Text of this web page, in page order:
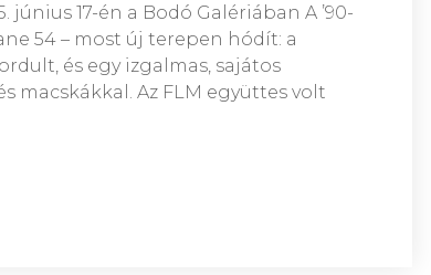
17-én a Bodó Galériában A ’90-
54 – most új terepen hódít: a
és egy izgalmas, sajátos
macskákkal. Az FLM együttes volt